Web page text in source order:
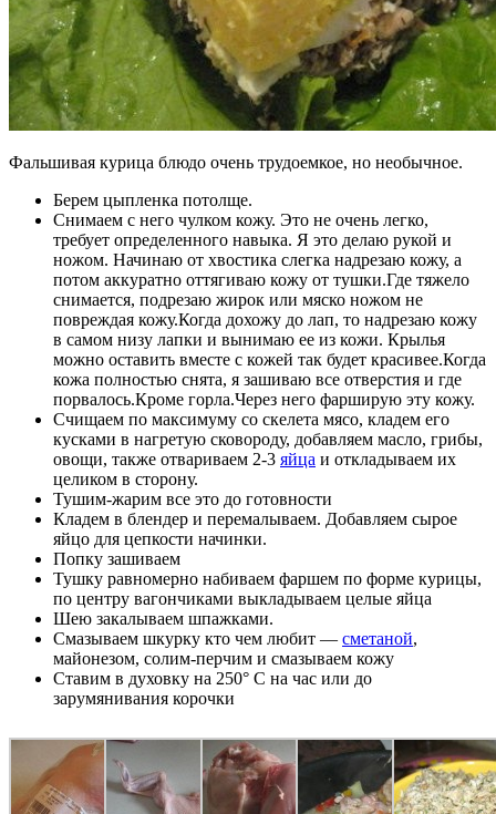
Фальшивая курица блюдо очень трудоемкое, но необычное.
Берем цыпленка потолще.
Снимаем с него чулком кожу. Это не очень легко,
требует определенного навыка. Я это делаю рукой и
ножом. Начинаю от хвостика слегка надрезаю кожу, а
потом аккуратно оттягиваю кожу от тушки.Где тяжело
снимается, подрезаю жирок или мяско ножом не
повреждая кожу.Когда дохожу до лап, то надрезаю кожу
в самом низу лапки и вынимаю ее из кожи. Крылья
можно оставить вместе с кожей так будет красивее.Когда
кожа полностью снята, я зашиваю все отверстия и где
порвалось.Кроме горла.Через него фарширую эту кожу.
Счищаем по максимуму со скелета мясо, кладем его
кусками в нагретую сковороду, добавляем масло, грибы,
овощи, также отвариваем 2-3 яйца и откладываем их
целиком в сторону.
Тушим-жарим все это до готовности
Кладем в блендер и перемалываем. Добавляем сырое
яйцо для цепкости начинки.
Попку зашиваем
Тушку равномерно набиваем фаршем по форме курицы,
по центру вагончиками выкладываем целые яйца
Шею закалываем шпажками.
Смазываем шкурку кто чем любит — сметаной,
майонезом, солим-перчим и смазываем кожу
Ставим в духовку на 250° С на час или до
зарумянивания корочки